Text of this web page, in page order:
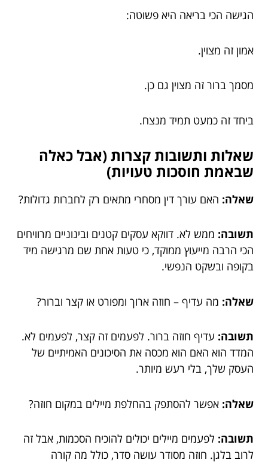
הגישה הכי בריאה היא פשוטה:
אמון זה מצוין.
מסמך ברור זה מצוין גם כן.
ביחד זה כמעט תמיד מנצח.
שאלות ותשובות קצרות (אבל כאלה
שבאמת חוסכות טעויות)
שאלה: האם עורך דין מסחרי מתאים רק לחברות גדולות?
תשובה: ממש לא. דווקא עסקים קטנים ובינוניים מרוויחים
הכי הרבה מייעוץ ממוקד, כי טעות אחת שם מרגישה מיד
בקופה ובשקט הנפשי.
שאלה: מה עדיף – חוזה ארוך ומפורט או קצר וברור?
תשובה: עדיף חוזה ברור. לפעמים זה קצר, לפעמים לא.
המדד הוא האם הוא מכסה את הסיכונים האמיתיים של
העסק שלך, בלי רעש מיותר.
שאלה: אפשר להסתפק בהחלפת מיילים במקום חוזה?
תשובה: לפעמים מיילים יכולים להוכיח הסכמות, אבל זה
לרוב בלגן. חוזה מסודר עושה סדר, כולל מה קורה